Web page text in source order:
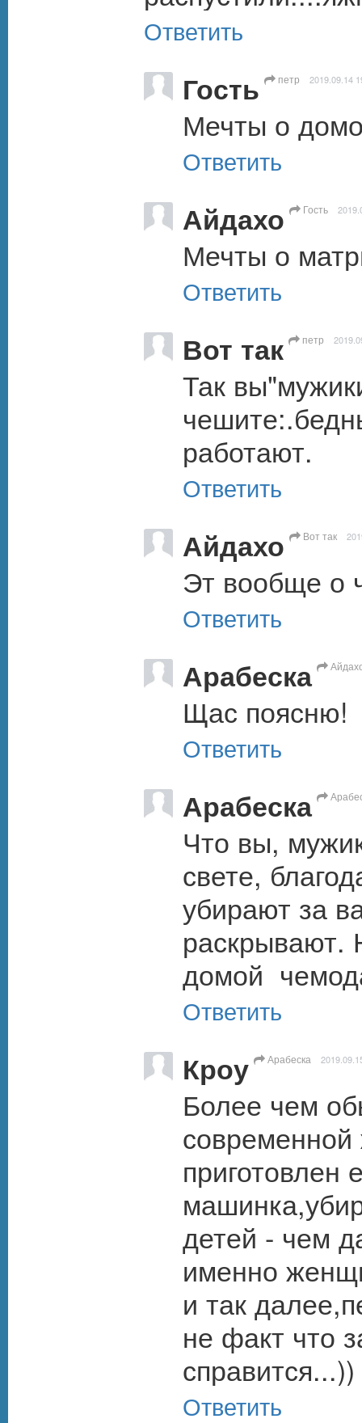
Ответить
Гость петр 2019.09.14
Мечты о
Ответить
Айдахо Гость
Мечты о
Ответить
Вот так петр
Так
работают.
Ответить
Айдахо Вот так
Эт вообще о
Ответить
Арабеска
Щас поясню!
Ответить
Арабеска
Что вы,
свете,
убирают за
раскрывают.
домой
Ответить
Кроу Арабеска
Более чем
приготовлен
детей - чем
именно
и так
не факт что
справится...))
Ответить